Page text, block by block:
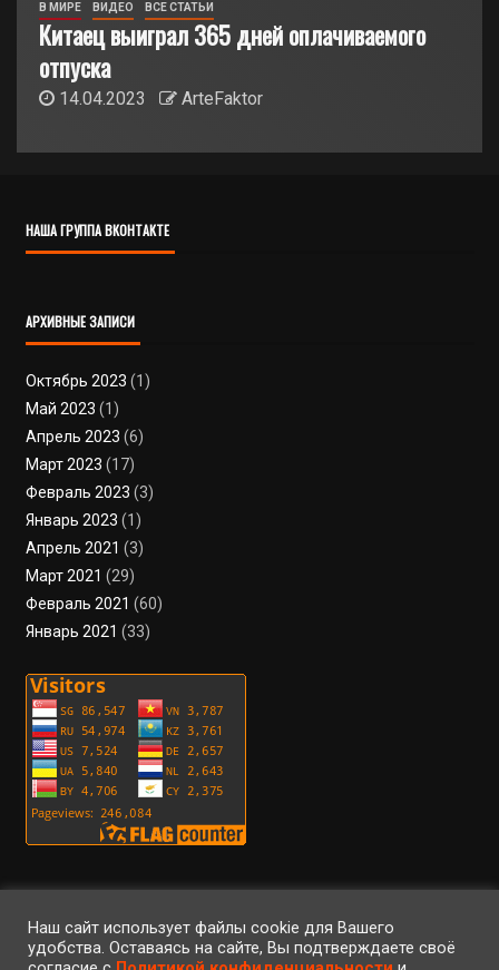
В МИРЕ ВИДЕО ВСЕ СТАТЬИ
Китаец выиграл 365 дней оплачиваемого
отпуска
14.04.2023 ArteFaktor
НАША ГРУППА ВКОНТАКТЕ
АРХИВНЫЕ ЗАПИСИ
Октябрь 2023 (1)
Май 2023 (1)
Апрель 2023 (6)
Март 2023 (17)
Февраль 2023 (3)
Январь 2023 (1)
Апрель 2021 (3)
Март 2021 (29)
Февраль 2021 (60)
Январь 2021 (33)
Условия использования файлов cookie
Вход Регистрация
Наш сайт использует файлы cookie для Вашего
удобства. Оставаясь на сайте, Вы подтверждаете своё